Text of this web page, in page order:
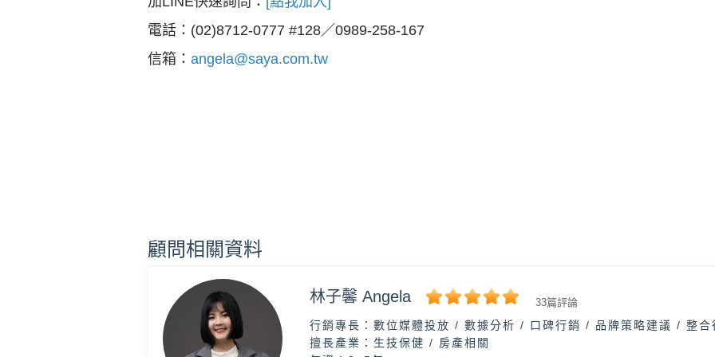
電話：(02)8712-0777 #128／0989-258-167
信箱：angela@saya.com.tw
顧問相關資料
林子馨 Angela 33篇評論
行銷專長： 數位媒體投放 / 數據分析 / 口碑行銷 / 品牌策略建議 / 整合
擅長產業： 生技保健 / 房產相關